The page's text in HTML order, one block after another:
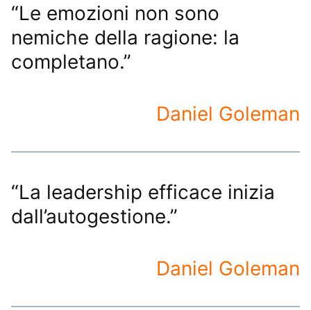
“Le emozioni non sono
nemiche della ragione: la
completano.”
Daniel Goleman
“La leadership efficace inizia
dall’autogestione.”
Daniel Goleman